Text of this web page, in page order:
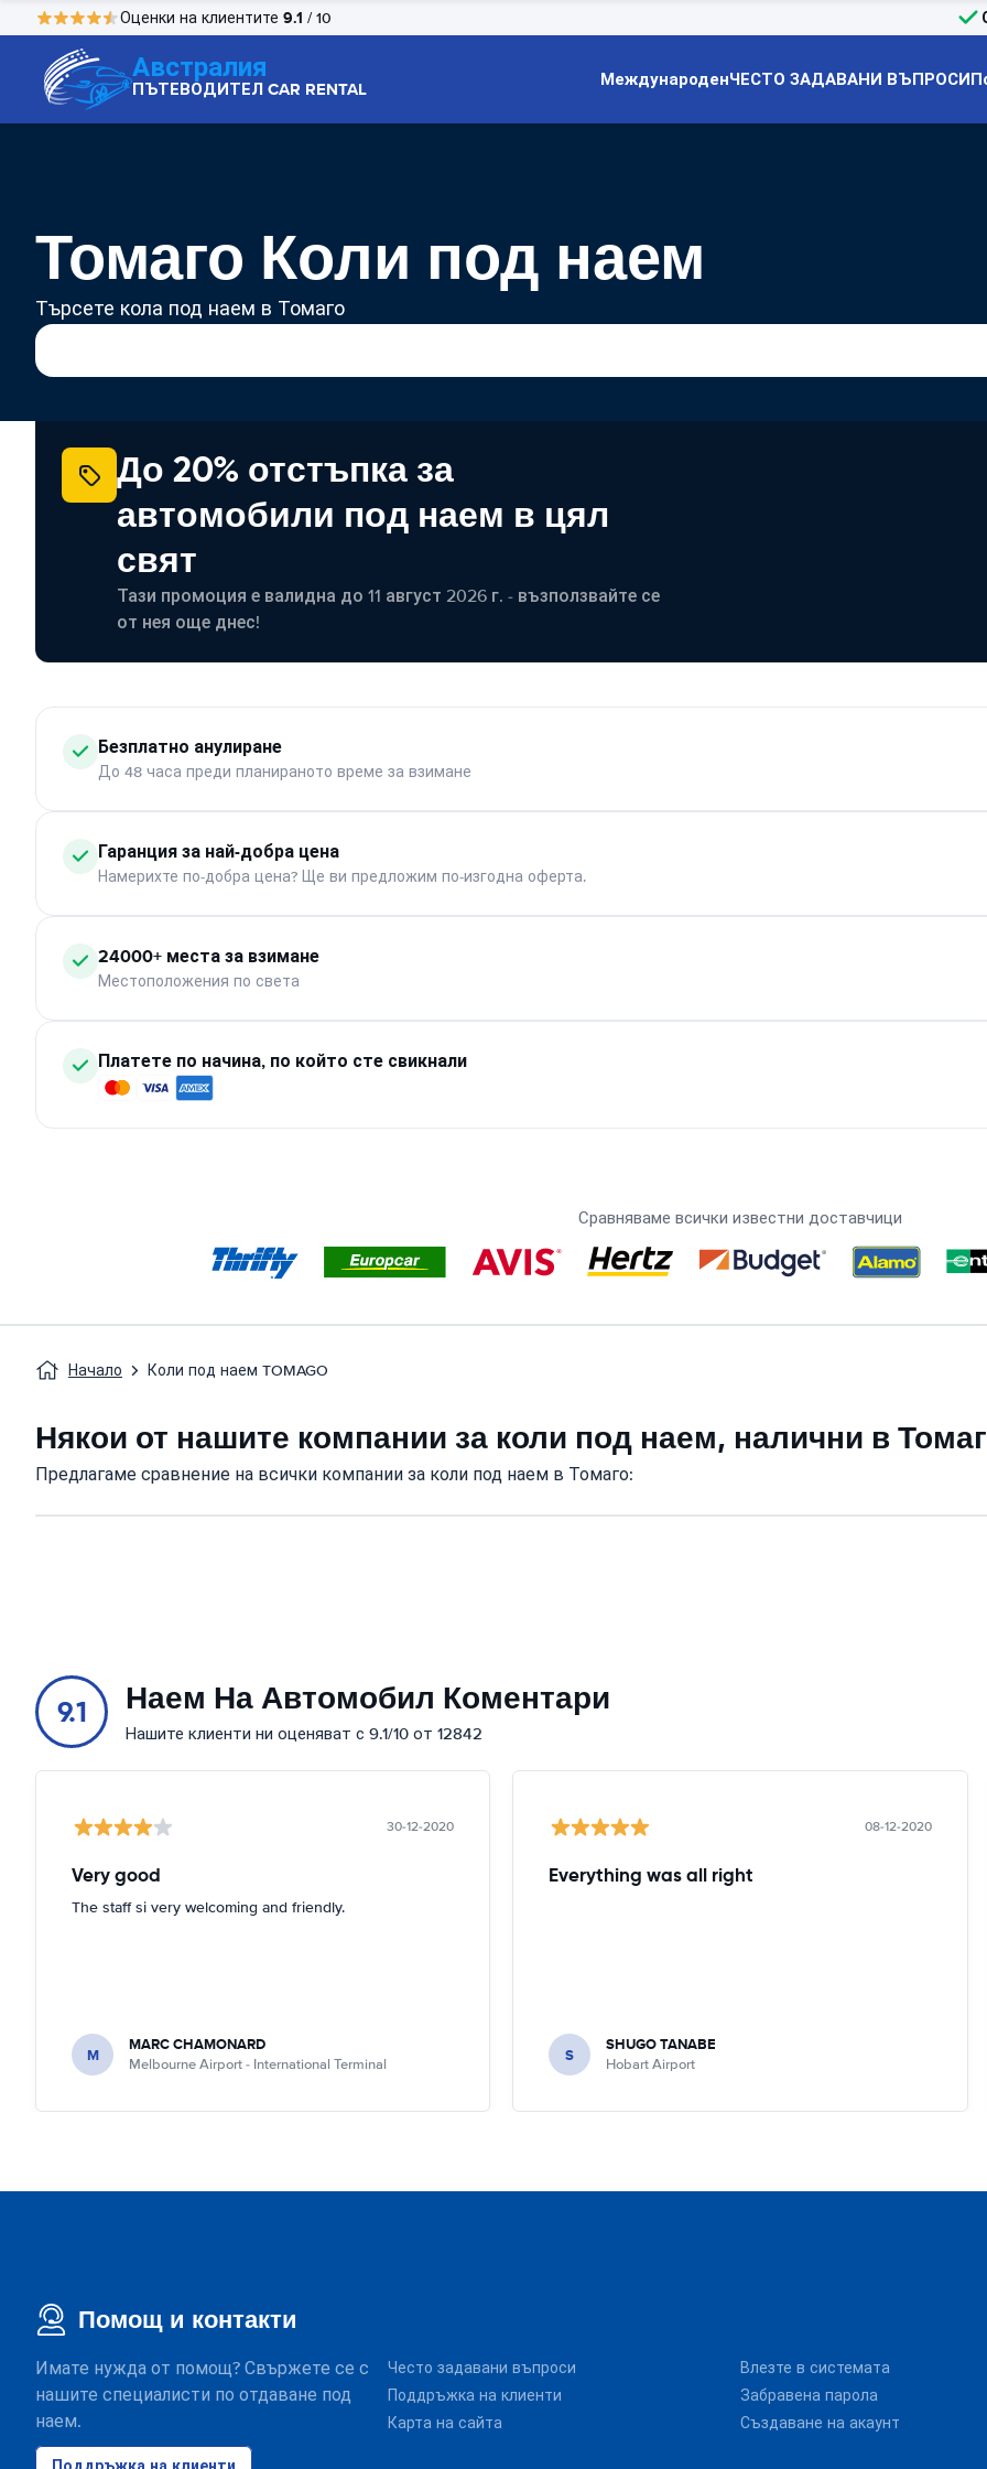
Оценки на клиентите 9.1 / 10
Австралия
ПЪТЕВОДИТЕЛ CAR RENTAL МеждународенЧЕСТО ЗАДАВАНИ ВЪПРОСИ
Томаго Коли под наем
Търсете кола под наем в Томаго
До 20% отстъпка за
автомобили под наем в цял
свят
Тази промоция е валидна до 11 август 2026 г. - възползвайте се
от нея още днес!
Безплатно анулиране
До 48 часа преди планираното време за взимане
Гаранция за най-добра цена
Намерихте по-добра цена? Ще ви предложим по-изгодна оферта.
24000+ места за взимане
Местоположения по света
Платете по начина, по който сте свикнали
Сравняваме всички известни доставчици
Начало Коли под наем TOMAGO
Някои от нашите компании за коли под наем, налични в
Предлагаме сравнение на всички компании за коли под наем в Томаго:
9.1 Наем На Автомобил Коментари
Нашите клиенти ни оценяват с 9.1/10 от 12842
30-12-2020
Very good
The staff si very welcoming and friendly.
M MARC CHAMONARD
Melbourne Airport - International Terminal
08-12-2020
Everything was all right
S SHUGO TANABE
Hobart Airport
Помощ и контакти
Имате нужда от помощ? Свържете се с
нашите специалисти по отдаване под
наем.
Често задавани въпроси
Поддръжка на клиенти
Карта на сайта
Влезте в системата
Забравена парола
Създаване на акаунт